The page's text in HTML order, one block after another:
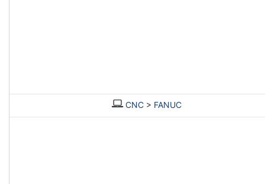
CNC > FANUC